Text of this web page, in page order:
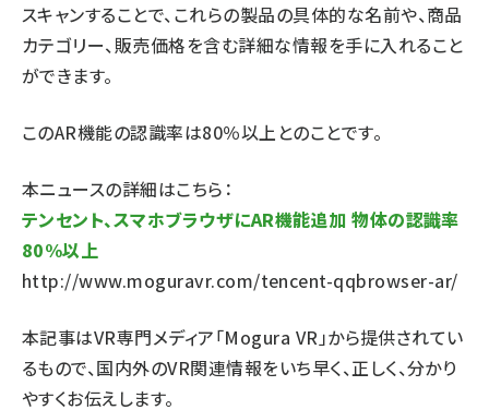
スキャンすることで、これらの製品の具体的な名前や、商品
カテゴリー、販売価格を含む詳細な情報を手に入れること
ができます。
このAR機能の認識率は80％以上とのことです。
本ニュースの詳細はこちら：
テンセント、スマホブラウザにAR機能追加 物体の認識率
80%以上
http://www.moguravr.com/tencent-qqbrowser-ar/
本記事はVR専門メディア「Mogura VR」から提供されてい
るもので、国内外のVR関連情報をいち早く、正しく、分かり
やすくお伝えします。